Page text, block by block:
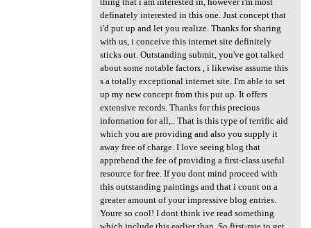
definately interested in this one. Just concept that
i'd put up and let you realize. Thanks for sharing
with us, i conceive this internet site definitely
sticks out. Outstanding submit, you've got talked
about some notable factors , i likewise assume this
s a totally exceptional internet site. I'm able to set
up my new concept from this put up. It offers
extensive records. Thanks for this precious
information for all,.. That is this type of terrific aid
which you are providing and also you supply it
away free of charge. I love seeing blog that
apprehend the fee of providing a first-class useful
resource for free. If you dont mind proceed with
this outstanding paintings and that i count on a
greater amount of your impressive blog entries.
Youre so cool! I dont think ive read something